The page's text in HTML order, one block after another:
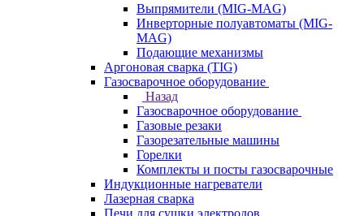
Выпрямители (MIG-MAG)
Инверторные полуавтоматы (MIG-
MAG)
Подающие механизмы
Аргоновая сварка (TIG)
Газосварочное оборудование
Назад
Газосварочное оборудование
Газовые резаки
Газорезательные машины
Горелки
Комплекты и посты газосварочные
Индукционные нагреватели
Лазерная сварка
Печи для сушки электродов